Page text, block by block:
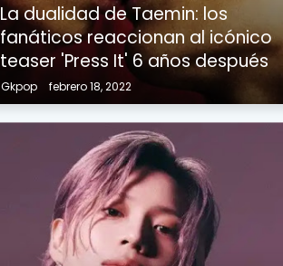
La dualidad de Taemin: los
fanáticos reaccionan al icónico
teaser 'Press It' 6 años después
Gkpop febrero 18, 2022